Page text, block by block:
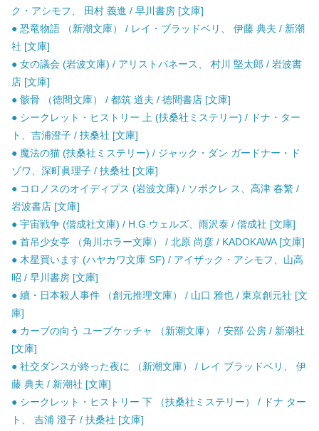
ク・アシモフ、 田村 義進 / 早川書房 [文庫]
● 恐竜物語 （新潮文庫） / レイ・ブラッドベリ、 伊藤 典夫 / 新潮
社 [文庫]
● 女の議会 (岩波文庫) / アリストパネース、 村川 堅太郎 / 岩波書
店 [文庫]
● 骸骨 （徳間文庫） / 都筑 道夫 / 徳間書店 [文庫]
● シークレット・ヒストリー 上 (扶桑社ミステリー) / ドナ・ター
ト、吉浦澄子 / 扶桑社 [文庫]
● 魔法の猫 (扶桑社ミステリー) / ジャック・ダン ガードナー・ド
ゾワ、深町眞理子 / 扶桑社 [文庫]
● コロノスのオイディプス (岩波文庫) / ソポクレ ス、高津 春繁 /
岩波書店 [文庫]
● 宇宙戦争 (偕成社文庫) / H.G.ウェルズ、雨沢泰 / 偕成社 [文庫]
● 首吊少女亭 （角川ホラー文庫） / 北原 尚彦 / KADOKAWA [文庫]
● 木星買います (ハヤカワ文庫 SF) / アイザック・アシモフ、山高
昭 / 早川書房 [文庫]
● 續・日本殺人事件 （創元推理文庫） / 山口 雅也 / 東京創元社 [文
庫]
● カーブの向う ユープケッチャ （新潮文庫） / 安部 公房 / 新潮社
[文庫]
● 社交ダンスが終った夜に （新潮文庫） / レイ ブラッドベリ、 伊
藤 典夫 / 新潮社 [文庫]
● シークレット・ヒストリー 下 （扶桑社ミステリー） / ドナ ター
ト、 吉浦 澄子 / 扶桑社 [文庫]